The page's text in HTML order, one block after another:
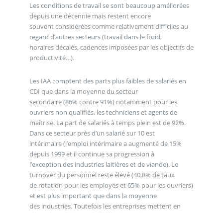
Les conditions de travail se sont beaucoup améliorées
depuis une décennie mais restent encore
souvent considérées comme relativement difficiles au
regard d’autres secteurs (travail dans le froid,
horaires décalés, cadences imposées par les objectifs de
productivité…).
Les IAA comptent des parts plus faibles de salariés en
CDI que dans la moyenne du secteur
secondaire (86% contre 91%) notamment pour les
ouvriers non qualifiés, les techniciens et agents de
maîtrise. La part de salariés à temps plein est de 92%.
Dans ce secteur près d’un salarié sur 10 est
intérimaire (l’emploi intérimaire a augmenté de 15%
depuis 1999 et il continue sa progression à
l’exception des industries laitières et de viande). Le
turnover du personnel reste élevé (40,8% de taux
de rotation pour les employés et 65% pour les ouvriers)
et est plus important que dans la moyenne
des industries. Toutefois les entreprises mettent en